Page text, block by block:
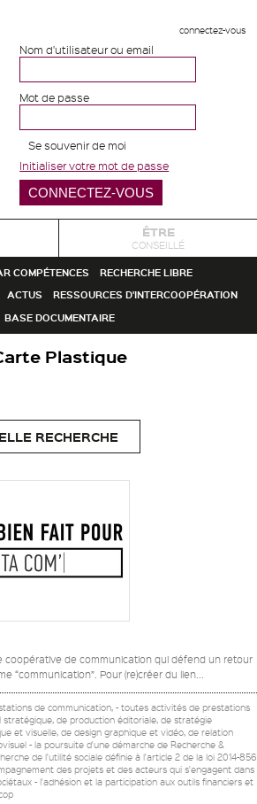
connectez-vous
Nom d'utilisateur ou email
Mot de passe
Se souvenir de moi
Initialiser votre mot de passe
ÊTRE
CONSEILLÉ
COMPÉTENCES
RECHERCHE LIBRE
ACTUS
RESSOURCES D'INTERCOOPÉRATION
BASE DOCUMENTAIRE
Plastique
RECHERCHE
coopérative de communication qui défend un retour
“communication”. Pour (re)créer du lien...
de communication, - toutes activités de prestations
stratégique, de production éditoriale, de stratégie
et visuelle, de design graphique et vidéo, de relation
- la poursuite d'une démarche de Recherche &
de l'utilité sociale définie à l'article 2 de la loi 2014-856
des projets et des acteurs qui s'engagent dans
- l'adhésion et la participation aux outils financiers et